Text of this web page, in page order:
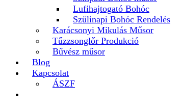
Lufihajtogató Bohóc
Szülinapi Bohóc Rendelés
Karácsonyi Mikulás Műsor
Tűzzsonglőr Produkció
Bűvész műsor
Blog
Kapcsolat
ÁSZF